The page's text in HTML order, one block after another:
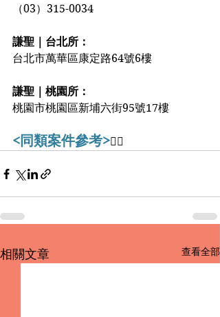
（03）315-0034
謙聖｜台北所：
台北市萬華區康定路64號6樓
謙聖｜桃園所：
桃園市桃園區新埔六街95號17樓️️
<同類案件參考>👇🏻
相關文章 查看全部